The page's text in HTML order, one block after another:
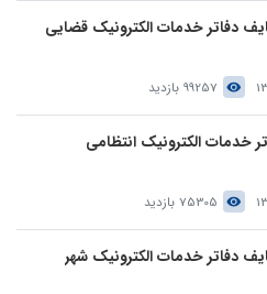
دفاتر خدمات الکترونیک قضایی
99257 بازدید
خدمات الکترونیک انتظامی
75305 بازدید
دفاتر خدمات الکترونیک شهر